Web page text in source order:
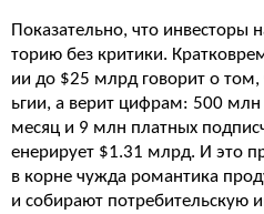
Показательно, что инвесторы
торию без критики.
ии до $25 млрд говорит о том,
ьгии, а верит цифрам: 500 млн
месяц и 9 млн платных
енерирует $1.31 млрд. И это
в корне чужда романтика
и собирают потребительскую